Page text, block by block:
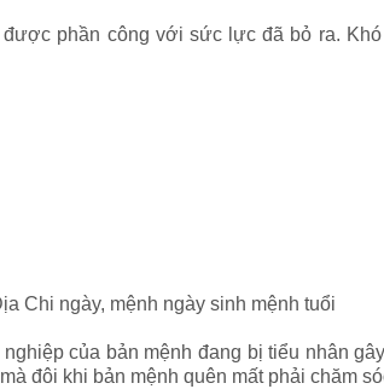
phần công với sức lực đã bỏ ra.
Chi ngày, mệnh ngày sinh mệnh tuổi
của bản mệnh đang bị tiểu nhân
đôi khi bản mệnh quên mất phải chăm